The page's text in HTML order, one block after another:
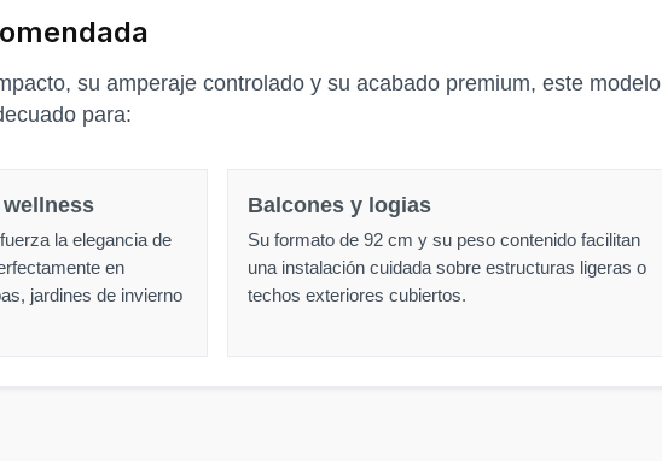
su amperaje controlado y su acabado premium, este modelo
para:
la elegancia de
en
jardines de invierno
Balcones y logias
Su formato de 92 cm y su peso contenido facilitan
una instalación cuidada sobre estructuras ligeras o
techos exteriores cubiertos.